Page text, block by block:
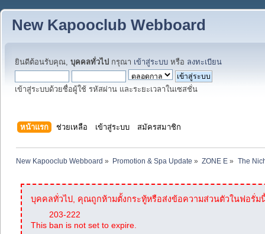
New Kapooclub Webboard
ยินดีต้อนรับคุณ, บุคคลทั่วไป กรุณา เข้าสู่ระบบ หรือ ลงทะเบียน
เข้าสู่ระบบด้วยชื่อผู้ใช้ รหัสผ่าน และระยะเวลาในเซสชั่น
หน้าแรก ช่วยเหลือ เข้าสู่ระบบ สมัครสมาชิก
New Kapooclub Webboard » Promotion & Spa Update » ZONE E » The
บุคคลทั่วไป, คุณถูกห้ามตั้งกระทู้หรือส่งข้อความส่วนตัวในฟอรั่ม
203-222
This ban is not set to expire.